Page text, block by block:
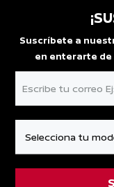
Suscríbete a
en enterarte